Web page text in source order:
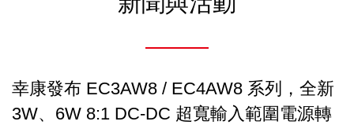
幸康發布 EC3AW8 / EC4AW8 系列，全新
3W、6W 8:1 DC-DC 超寬輸入範圍電源轉